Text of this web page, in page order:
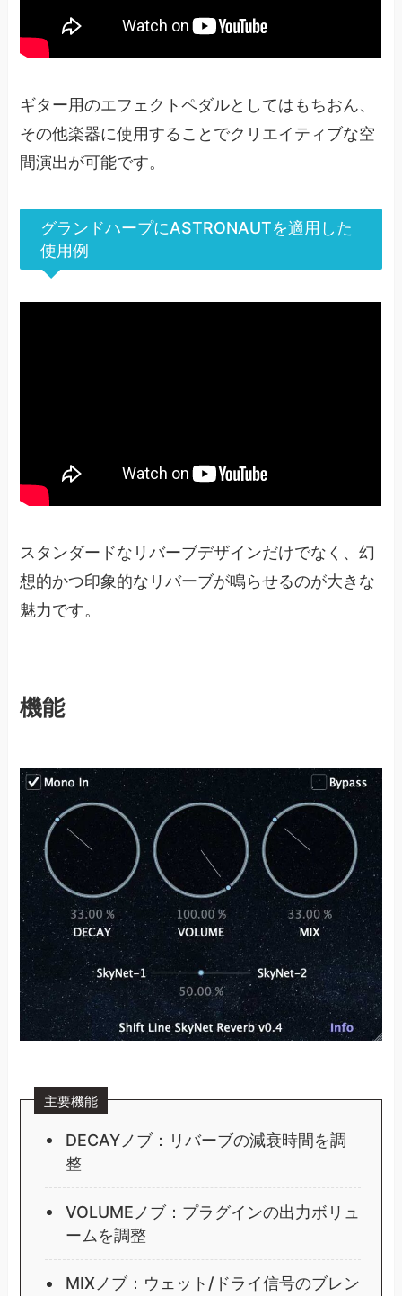
ギター用のエフェクトペダルとしてはもちおん、
その他楽器に使用することでクリエイティブな空
間演出が可能です。
グランドハープにASTRONAUTを適用した
使用例
スタンダードなリバーブデザインだけでなく、幻
想的かつ印象的なリバーブが鳴らせるのが大きな
魅力です。
機能
主要機能
DECAYノブ：リバーブの減衰時間を調
整
VOLUMEノブ：プラグインの出力ボリュ
ームを調整
MIXノブ：ウェット/ドライ信号のブレン